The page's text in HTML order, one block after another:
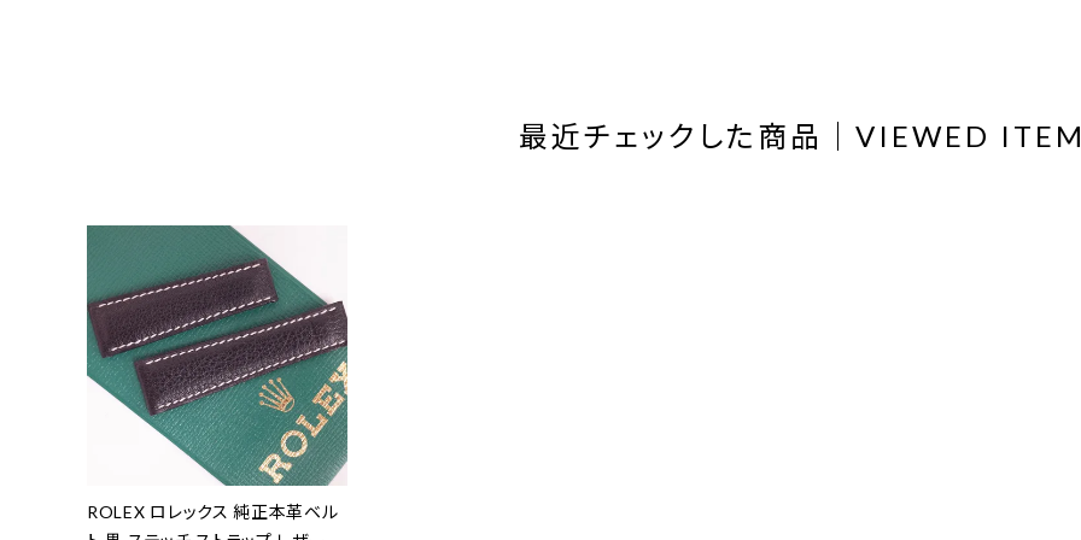
最近チェックした商品｜VIEWED
ROLEX ロレックス 純正本革ベル